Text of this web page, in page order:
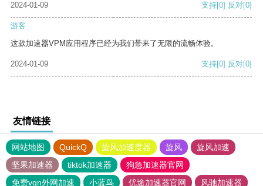
2024-01-09 支持[0] 反对[0]
游客
这款加速器VPM应用程序已经为我们带来了无限的流畅体验。
2024-01-09 支持[0] 反对[0]
友情链接
网站地图 QuickQ 旋风加速度器 旋风
旋风加速
坚果加速器
tiktok加速器
狗急加速器官网
免费vqn外网加速
小蓝鸟 优途加速器官网 风驰加速器